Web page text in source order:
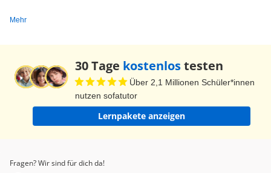
Mehr
30 Tage kostenlostesten
Über 2,1 Millionen Schüler*innen
nutzen sofatutor
Lernpakete anzeigen
Fragen? Wir sind für dich da!